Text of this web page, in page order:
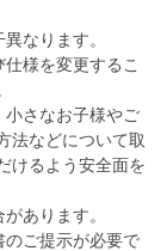
なります。
様を変更するこ
さなお子様やご
法などについて取
けるよう安全面を
あります。
ご提示が必要で